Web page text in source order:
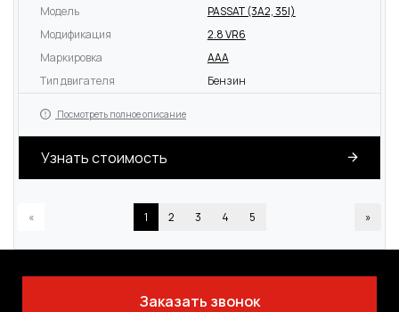
Модель
PASSAT (3A2, 35I)
Модификация
2.8 VR6
Маркировка
AAA
Тип двигателя
Бензин
Посмотреть полное описание
Узнать стоимость
« 1 2 3 4 5 »
Заказать звонок